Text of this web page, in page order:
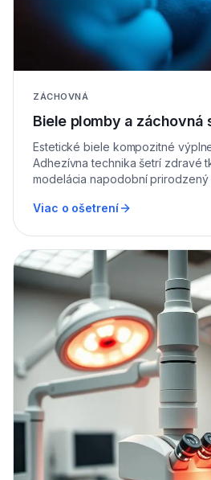
ZÁCHOVNÁ
Biele plomby a záchovná
Estetické biele kompozitné
Adhezívna technika šetrí zdravé
modelácia napodobní
Viac o ošetrení